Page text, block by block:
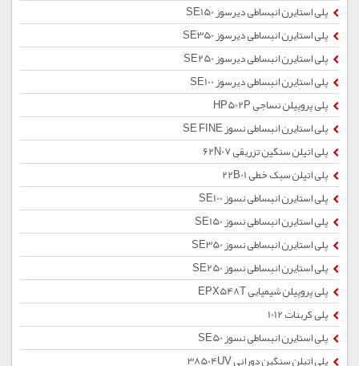
پلی استایرن انبساطی دیرسوز SE150
پلی استایرن انبساطی دیرسوز SE350
پلی استایرن انبساطی دیرسوز SE250
پلی استایرن انبساطی دیرسوز SE100
پلی پروپیلن نساجی HP502P
پلی استایرن انبساطی نسوز SE FINE
پلی اتیلن سنگین تزریقی 62N07
پلی اتیلن سبک خطی 22B01
پلی استایرن انبساطی نسوز SE100
پلی استایرن انبساطی نسوز SE150
پلی استایرن انبساطی نسوز SE350
پلی استایرن انبساطی نسوز SE250
پلی پروپیلن شیمیایی EPX548T
پلی کربنات 1012
پلی استایرن انبساطی نسوز SE50
پلی اتیلن سنگین دورانی 38504UV